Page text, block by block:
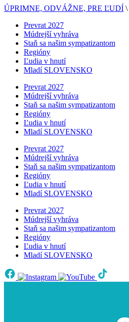
ÚPRIMNE, ODVÁŽNE, PRE ĽUDÍ \
Prevrat 2027
Múdrejší vyhráva
Staň sa našim sympatizantom
Regióny
Ľudia v hnutí
Mladí SLOVENSKO
Prevrat 2027
Múdrejší vyhráva
Staň sa našim sympatizantom
Regióny
Ľudia v hnutí
Mladí SLOVENSKO
Prevrat 2027
Múdrejší vyhráva
Staň sa našim sympatizantom
Regióny
Ľudia v hnutí
Mladí SLOVENSKO
Prevrat 2027
Múdrejší vyhráva
Staň sa našim sympatizantom
Regióny
Ľudia v hnutí
Mladí SLOVENSKO